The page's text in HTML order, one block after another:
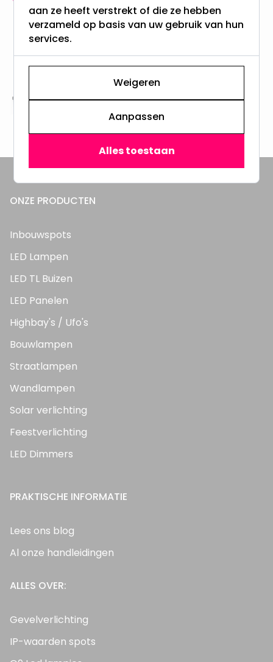
meer dan 100.000 klanten gingen u voor
Gratis verzending + snel geleverd
Vanaf EUR100,- naar NL & BE
3000m2 - 60.000+ Producten
ONZE PRODUCTEN
Inbouwspots
LED Lampen
LED TL Buizen
LED Panelen
Highbay's / Ufo's
Bouwlampen
Straatlampen
Wandlampen
Solar verlichting
Feestverlichting
LED Dimmers
PRAKTISCHE INFORMATIE
Lees ons blog
Al onze handleidingen
ALLES OVER:
Gevelverlichting
IP-waarden spots
aan ze heeft verstrekt of die ze hebben
verzameld op basis van uw gebruik van hun
services.
Weigeren
Aanpassen
Alles toestaan